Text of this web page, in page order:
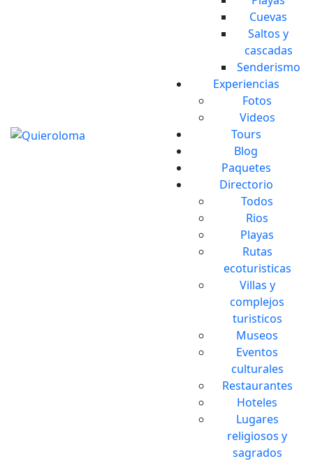
Cuevas
Saltos y
cascadas
Senderismo
Experiencias
Fotos
Videos
Tours
Blog
Paquetes
Directorio
Todos
Rios
Playas
Rutas
ecoturisticas
Villas y
complejos
turisticos
Museos
Eventos
culturales
Restaurantes
Hoteles
Lugares
religiosos y
sagrados